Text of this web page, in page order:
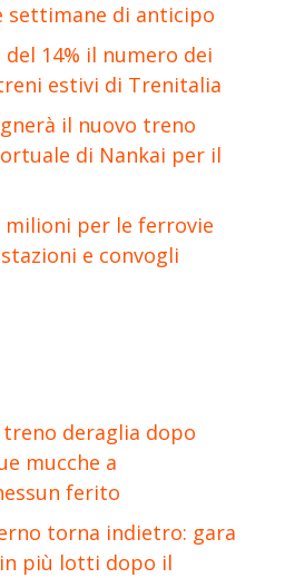
settimane di anticipo
del 14% il numero dei
estivi di Trenitalia
il nuovo treno
di Nankai per il
milioni per le ferrovie
e convogli
treno deraglia dopo
mucche a
ferito
torna indietro: gara
più lotti dopo il